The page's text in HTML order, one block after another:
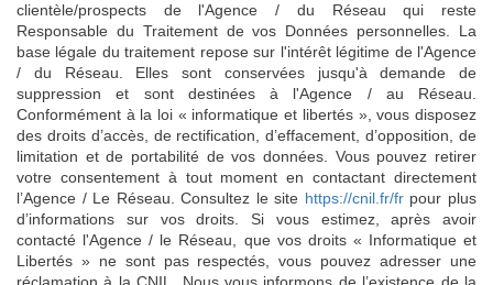
clientèle/prospects de l'Agence / du Réseau qui reste
Responsable du Traitement de vos Données personnelles. La
base légale du traitement repose sur l'intérêt légitime de l'Agence
/ du Réseau. Elles sont conservées jusqu'à demande de
suppression et sont destinées à l'Agence / au Réseau.
Conformément à la loi « informatique et libertés », vous disposez
des droits d’accès, de rectification, d’effacement, d’opposition, de
limitation et de portabilité de vos données. Vous pouvez retirer
votre consentement à tout moment en contactant directement
l’Agence / Le Réseau. Consultez le site https://cnil.fr/frpour plus
d’informations sur vos droits. Si vous estimez, après avoir
contacté l'Agence / le Réseau, que vos droits « Informatique et
Libertés » ne sont pas respectés, vous pouvez adresser une